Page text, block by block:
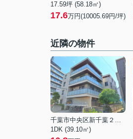
17.59坪 (58.18㎡)
17.6万円(10005.69円/坪)
近隣の物件
千葉市中央区新千葉２丁目
1DK (39.10㎡)